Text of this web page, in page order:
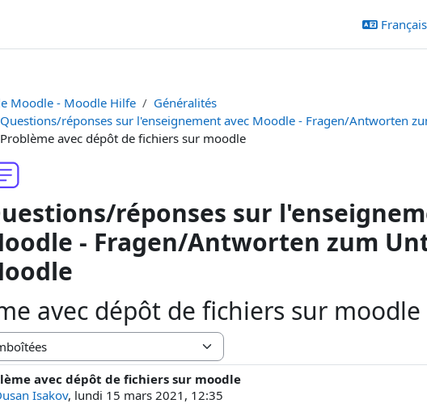
Moodle - Moodle Hilfe
Généralités
Questions/réponses sur l'enseignement avec Moodle - Fragen/Antworten
Problème avec dépôt de fichiers sur moodle
réponses sur
- Fragen/Antworten zum
avec dépôt de fichiers sur moodle
avec dépôt de fichiers sur moodle
Isakov, lundi 15 mars 2021, 12:35
de réponses : 1